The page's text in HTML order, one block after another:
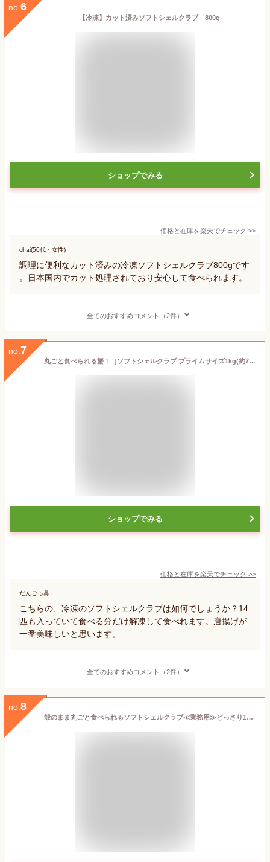
no. 6
【冷凍】カット済みソフトシェルクラブ 800g
ショップでみる
価格と在庫を楽天でチェック >>
chai(50代・女性)
調理に便利なカット済みの冷凍ソフトシェルクラブ800gです
。日本国内でカット処理されており安心して食べられます。
全てのおすすめコメント（2件）
no. 7
丸ごと食べられる蟹！［ソフトシェルクラブ プライムサイズ1kg(約70g×14匹)］ 【冷凍品】
ショップでみる
価格と在庫を楽天でチェック >>
だんごっ鼻
こちらの、冷凍のソフトシェルクラブは如何でしょうか？14
匹も入っていて食べる分だけ解凍して食べれます。唐揚げが
一番美味しいと思います。
全てのおすすめコメント（2件）
no. 8
殻のまま丸ごと食べられるソフトシェルクラブ≪業務用≫どっさり1kg/10〜12尾入り（生冷凍/下処理済み）送料無料【ソフトシェルクラブ】【マングローブクラブ】【脱皮蟹】